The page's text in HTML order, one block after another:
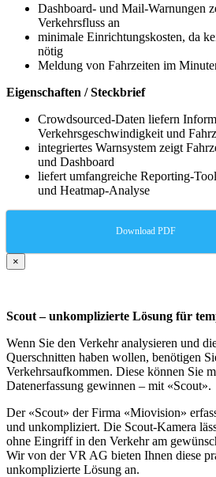
Dashboard- und Mail-Warnungen
Verkehrsfluss an
minimale Einrichtungskosten, da
nötig
Meldung von Fahrzeiten im
Eigenschaften / Steckbrief
Crowdsourced-Daten liefern
Verkehrsgeschwindigkeit und
integriertes Warnsystem zeigt
und Dashboard
liefert umfangreiche Reporting-
und Heatmap-Analyse
Download PDF
×
Scout – unkomplizierte Lösung für
Wenn Sie den Verkehr analysieren und
Querschnitten haben wollen, benötigen
Verkehrsaufkommen. Diese können Sie
Datenerfassung gewinnen – mit «Scout».
Der «Scout» der Firma «Miovision»
und unkompliziert. Die Scout-Kamera
ohne Eingriff in den Verkehr am
Wir von der VR AG bieten Ihnen diese
unkomplizierte Lösung an.